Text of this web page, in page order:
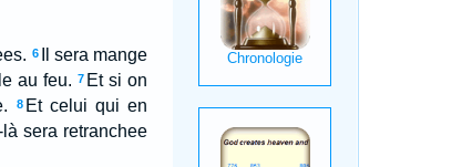
6
Il sera mange
au feu. 7 Et si on
8 Et celui qui en
sera retranchee